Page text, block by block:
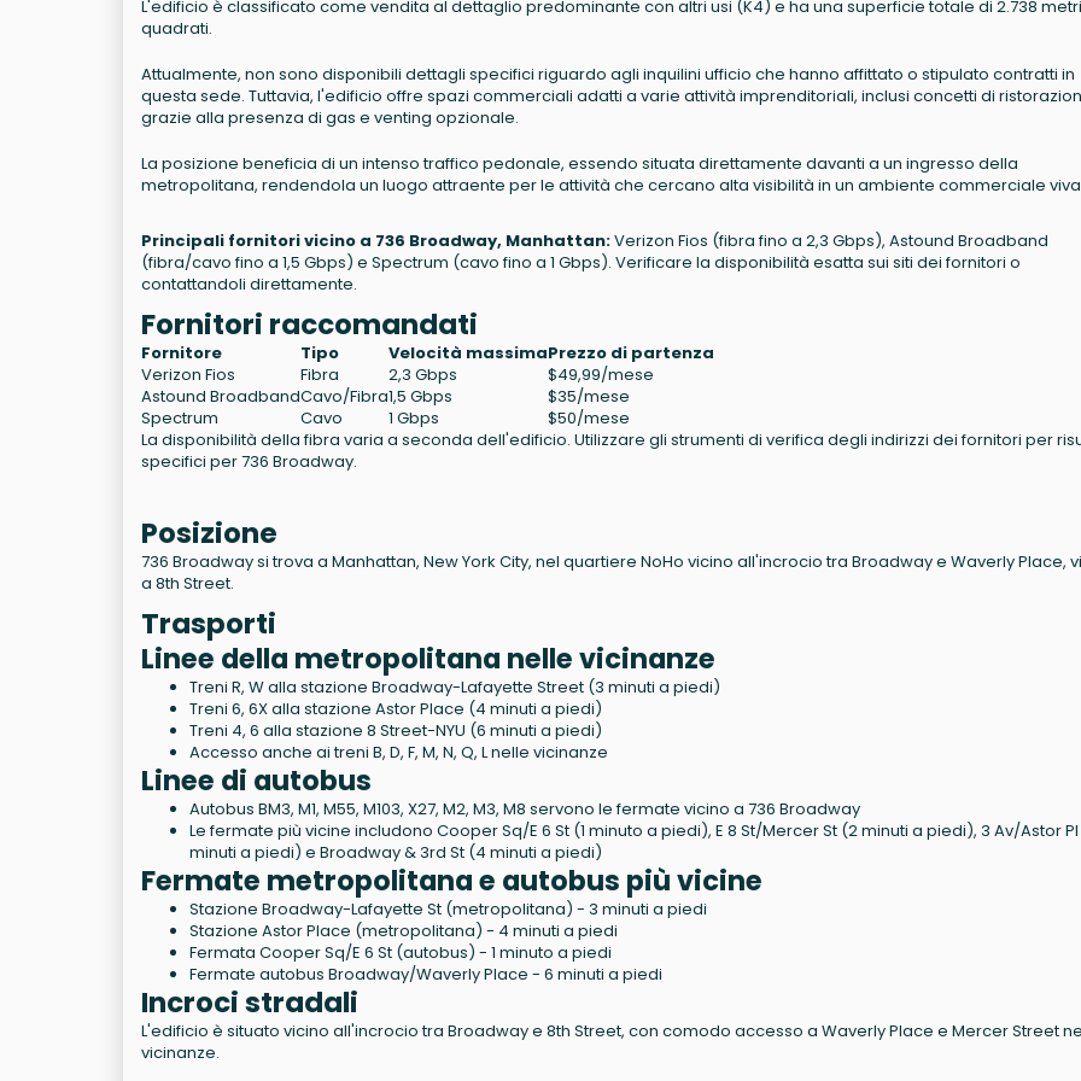
L'edificio è classificato come vendita al dettaglio predominante con altri usi (K4) e ha una superficie totale di 2.738 metri
quadrati.
Attualmente, non sono disponibili dettagli specifici riguardo agli inquilini ufficio che hanno affittato o stipulato contratti in
questa sede. Tuttavia, l'edificio offre spazi commerciali adatti a varie attività imprenditoriali, inclusi concetti di
grazie alla presenza di gas e venting opzionale.
La posizione beneficia di un intenso traffico pedonale, essendo situata direttamente davanti a un ingresso della
metropolitana, rendendola un luogo attraente per le attività che cercano alta visibilità in un ambiente commerciale
Principali fornitori vicino a 736 Broadway, Manhattan:Verizon Fios (fibra fino a 2,3 Gbps), Astound Broadband
(fibra/cavo fino a 1,5 Gbps) e Spectrum (cavo fino a 1 Gbps). Verificare la disponibilità esatta sui siti dei fornitori o
contattandoli direttamente.
Fornitori raccomandati
Fornitore Tipo Velocità massimaPrezzo di partenza
Verizon Fios
Fibra 2,3 Gbps
$49,99/mese
Astound BroadbandCavo/Fibra1,5 Gbps
$35/mese
Spectrum
Cavo 1 Gbps
$50/mese
La disponibilità della fibra varia a seconda dell'edificio. Utilizzare gli strumenti di verifica degli indirizzi dei fornitori per
specifici per 736 Broadway.
Posizione
736 Broadway si trova a Manhattan, New York City, nel quartiere NoHo vicino all'incrocio tra Broadway e Waverly Place,
a 8th Street.
Trasporti
Linee della metropolitana nelle vicinanze
Treni R, W alla stazione Broadway-Lafayette Street (3 minuti a piedi)
Treni 6, 6X alla stazione Astor Place (4 minuti a piedi)
Treni 4, 6 alla stazione 8 Street-NYU (6 minuti a piedi)
Accesso anche ai treni B, D, F, M, N, Q, L nelle vicinanze
Linee di autobus
Autobus BM3, M1, M55, M103, X27, M2, M3, M8 servono le fermate vicino a 736 Broadway
Le fermate più vicine includono Cooper Sq/E 6 St (1 minuto a piedi), E 8 St/Mercer St (2 minuti a piedi), 3 Av/Astor
minuti a piedi) e Broadway & 3rd St (4 minuti a piedi)
Fermate metropolitana e autobus più vicine
Stazione Broadway-Lafayette St (metropolitana) - 3 minuti a piedi
Stazione Astor Place (metropolitana) - 4 minuti a piedi
Fermata Cooper Sq/E 6 St (autobus) - 1 minuto a piedi
Fermate autobus Broadway/Waverly Place - 6 minuti a piedi
Incroci stradali
L'edificio è situato vicino all'incrocio tra Broadway e 8th Street, con comodo accesso a Waverly Place e Mercer Street
vicinanze.